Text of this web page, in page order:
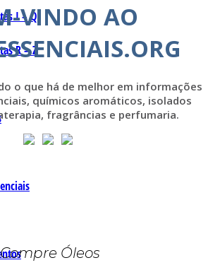
I – Q
R – Z
VINDO AO
o que há de melhor em informações
químicos aromáticos, isolados
fragrâncias e perfumaria.
Compre Óleos